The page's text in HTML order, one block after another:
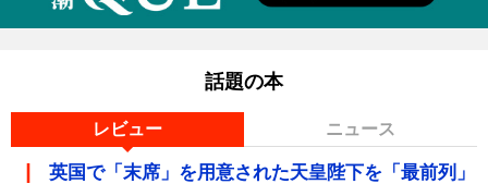
話題の本
レビュー ニュース
英国で「末席」を用意された天皇陛下を「最前列」